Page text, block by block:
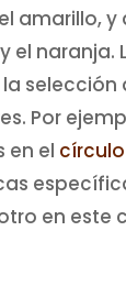
amarillo,
el naranja.
Por
en el
en